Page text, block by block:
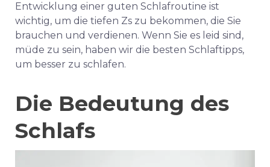
Entwicklung einer guten Schlafroutine ist
wichtig, um die tiefen Zs zu bekommen, die Sie
brauchen und verdienen. Wenn Sie es leid sind,
müde zu sein, haben wir die besten Schlaftipps,
um besser zu schlafen.
Die Bedeutung des
Schlafs